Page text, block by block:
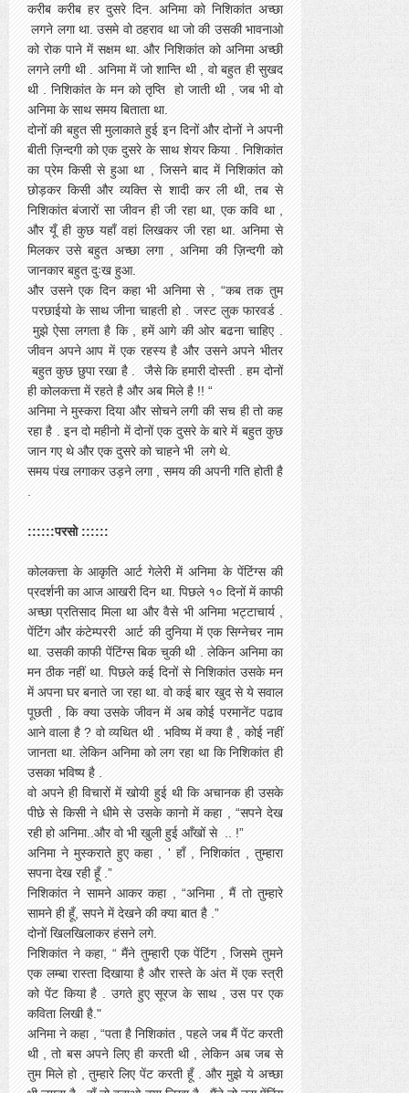
करीब करीब हर दुसरे दिन. अनिमा को निशिकांत अच्छा
लगने लगा था. उसमे वो ठहराव था जो की उसकी भावनाओ
को रोक पाने में सक्षम था. और निशिकांत को अनिमा अच्छी
लगने लगी थी . अनिमा में जो शान्ति थी , वो बहुत ही सुखद
थी . निशिकांत के मन को तृप्ति हो जाती थी , जब भी वो
अनिमा के साथ समय बिताता था.
दोनों की बहुत सी मुलाकाते हुई इन दिनों और दोनों ने अपनी
बीती ज़िन्दगी को एक दुसरे के साथ शेयर किया . निशिकांत
का प्रेम किसी से हुआ था , जिसने बाद में निशिकांत को
छोड़कर किसी और व्यक्ति से शादी कर ली थी, तब से
निशिकांत बंजारों सा जीवन ही जी रहा था, एक कवि था ,
और यूँ ही कुछ यहाँ वहां लिखकर जी रहा था. अनिमा से
मिलकर उसे बहुत अच्छा लगा , अनिमा की ज़िन्दगी को
जानकार बहुत दुःख हुआ.
और उसने एक दिन कहा भी अनिमा से , “कब तक तुम
परछाईयो के साथ जीना चाहती हो . जस्ट लुक फारवर्ड .
मुझे ऐसा लगता है कि , हमें आगे की ओर बढना चाहिए .
जीवन अपने आप में एक रहस्य है और उसने अपने भीतर
बहुत कुछ छुपा रखा है . जैसे कि हमारी दोस्ती . हम दोनों
ही कोलकत्ता में रहते है और अब मिले है !! “
अनिमा ने मुस्करा दिया और सोचने लगी की सच ही तो कह
रहा है . इन दो महीनो में दोनों एक दुसरे के बारे में बहुत कुछ
जान गए थे और एक दुसरे को चाहने भी लगे थे.
समय पंख लगाकर उड़ने लगा , समय की अपनी गति होती है
::::::परसो ::::::
कोलकत्ता के आकृति आर्ट गेलेरी में अनिमा के पेंटिंग्स की
प्रदर्शनी का आज आखरी दिन था. पिछले १० दिनों में काफी
अच्छा प्रतिसाद मिला था और वैसे भी अनिमा भट्टाचार्य ,
पेंटिंग और कंटेम्पररी आर्ट की दुनिया में एक सिग्नेचर नाम
था. उसकी काफी पेंटिंग्स बिक चुकी थी . लेकिन अनिमा का
मन ठीक नहीं था. पिछले कई दिनों से निशिकांत उसके मन
में अपना घर बनाते जा रहा था. वो कई बार खुद से ये सवाल
पूछती , कि क्या उसके जीवन में अब कोई परमानेंट पढाव
आने वाला है ? वो व्यथित थी . भविष्य में क्या है , कोई नहीं
जानता था. लेकिन अनिमा को लग रहा था कि निशिकांत ही
उसका भविष्य है .
वो अपने ही विचारों में खोयी हुई थी कि अचानक ही उसके
पीछे से किसी ने धीमे से उसके कानो में कहा , “सपने देख
रही हो अनिमा..और वो भी खुली हुई आँखों से .. !”
अनिमा ने मुस्कराते हुए कहा , ' हाँ , निशिकांत , तुम्हारा
सपना देख रही हूँ .”
निशिकांत ने सामने आकर कहा , “अनिमा , मैं तो तुम्हारे
सामने ही हूँ, सपने में देखने की क्या बात है .”
दोनों खिलखिलाकर हंसने लगे.
निशिकांत ने कहा, “ मैंने तुम्हारी एक पेंटिंग , जिसमे तुमने
एक लम्बा रास्ता दिखाया है और रास्ते के अंत में एक स्त्री
को पेंट किया है . उगते हुए सूरज के साथ , उस पर एक
कविता लिखी है."
अनिमा ने कहा , “पता है निशिकांत , पहले जब मैं पेंट करती
थी , तो बस अपने लिए ही करती थी , लेकिन अब जब से
तुम मिले हो , तुम्हारे लिए पेंट करती हूँ . और मुझे ये अच्छा